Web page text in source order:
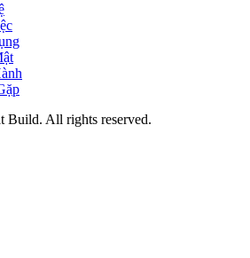
Build. All rights reserved.